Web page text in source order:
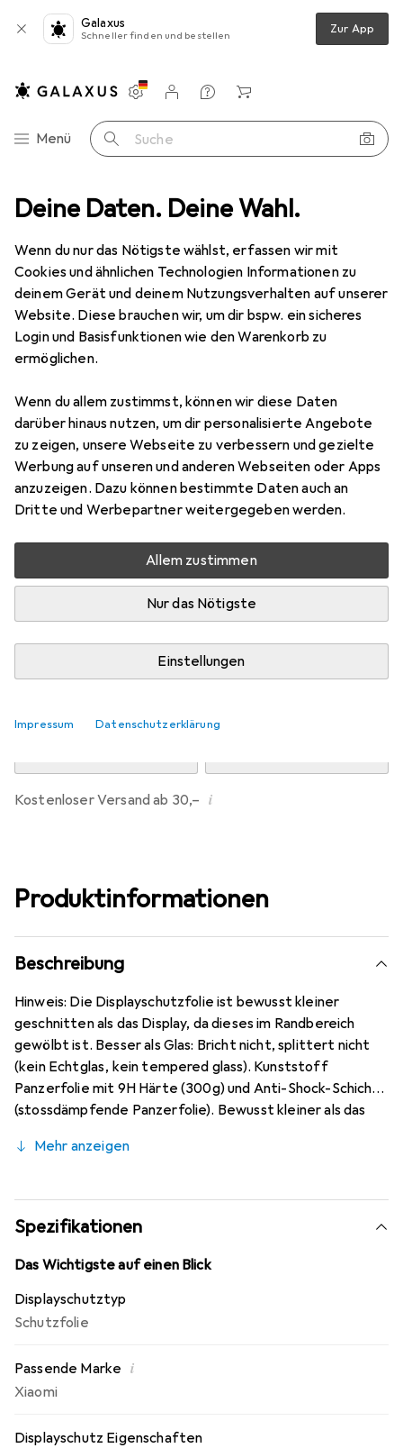
Deine Daten. Deine Wahl.
Wenn du nur das Nötigste wählst, erfassen wir mit
Cookies und ähnlichen Technologien Informationen zu
deinem Gerät und deinem Nutzungsverhalten auf unserer
Website. Diese brauchen wir, um dir bspw. ein sicheres
Login und Basisfunktionen wie den Warenkorb zu
ermöglichen.
Wenn du allem zustimmst, können wir diese Daten
darüber hinaus nutzen, um dir personalisierte Angebote
zu zeigen, unsere Webseite zu verbessern und gezielte
Werbung auf unseren und anderen Webseiten oder Apps
anzuzeigen. Dazu können bestimmte Daten auch an
Dritte und Werbepartner weitergegeben werden.
Allem zustimmen
Nur das Nötigste
Einstellungen
Impressum Datenschutzerklärung
Galaxus
Schneller finden und bestellen Zur App
Navigation nach Kategorien
Menü Suche
Einstellungen
Kundenkonto
Vergleichslisten
Merklisten
Warenkorb
Smartphone Schutzfolie Dipos Displayschutz Anti-Shock
8 Bilder
DiposDisplayschutz Anti-Shock
Preis in EUR inkl. MwSt.
EUR
8,98
Bewertungen Marke
Mehr von Dipos
Mo, 10.8. geliefert
Mehr als 10 Stück an Lager beim Drittanbieter
Lieferort angeben für genaue Lieferzeit
Kostenloser Versand ab 30,– i
Produktinformationen
Beschreibung
Hinweis: Die Displayschutzfolie ist bewusst kleiner
geschnitten als das Display, da dieses im Randbereich
gewölbt ist. Besser als Glas: Bricht nicht, splittert nicht
(kein Echtglas, kein tempered glass). Kunststoff
Panzerfolie mit 9H Härte (300g) und Anti-Shock-Schicht
(stossdämpfende Panzerfolie). Bewusst kleiner als das
(siehe Fotos), blasenfrei und jederzeit rückstandsfrei zu
unsichtbar), ca. 0,2 mm dünn, oleophobische Anti-
Fingerprint Beschichtung. 10 Jahre Herstellergarantie -
Markenprodukt made in Germany.
Mehr anzeigen
Spezifikationen
Das Wichtigste auf einen Blick
Displayschutztyp
Schutzfolie
Passende Marke i
Xiaomi
Displayschutz Eigenschaften